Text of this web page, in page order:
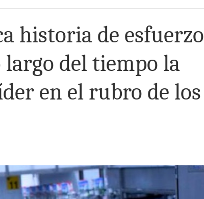
historia de esfuerzo
largo del tiempo la
en el rubro de los